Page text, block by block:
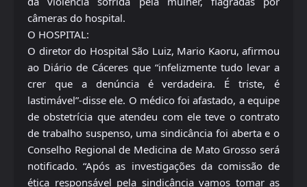
câmeras do hospital.
O HOSPITAL:
O diretor do Hospital São Luiz, Mario Kaoru, afirmou
ao Diário de Cáceres que “infelizmente tudo levar a
crer que a denúncia é verdadeira. É triste, é
lastimável”-disse ele. O médico foi afastado, a equipe
de obstetrícia que atendeu com ele teve o contrato
de trabalho suspenso, uma sindicância foi aberta e o
Conselho Regional de Medicina de Mato Grosso será
notificado. “Após as investigações da comissão de
ética responsável pela sindicância vamos tomar as